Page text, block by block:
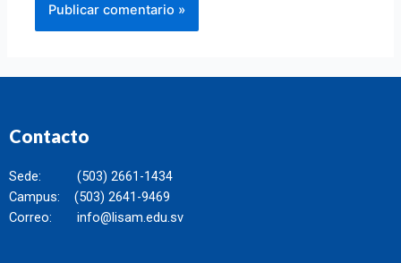
Contacto
Sede: (503) 2661-1434
Campus: (503) 2641-9469
Correo: info@lisam.edu.sv